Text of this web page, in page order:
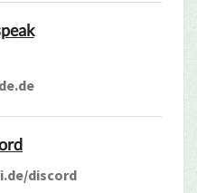
discord